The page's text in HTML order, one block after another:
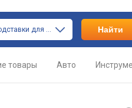
только подставки для ноутбуков Найти
товары Авто